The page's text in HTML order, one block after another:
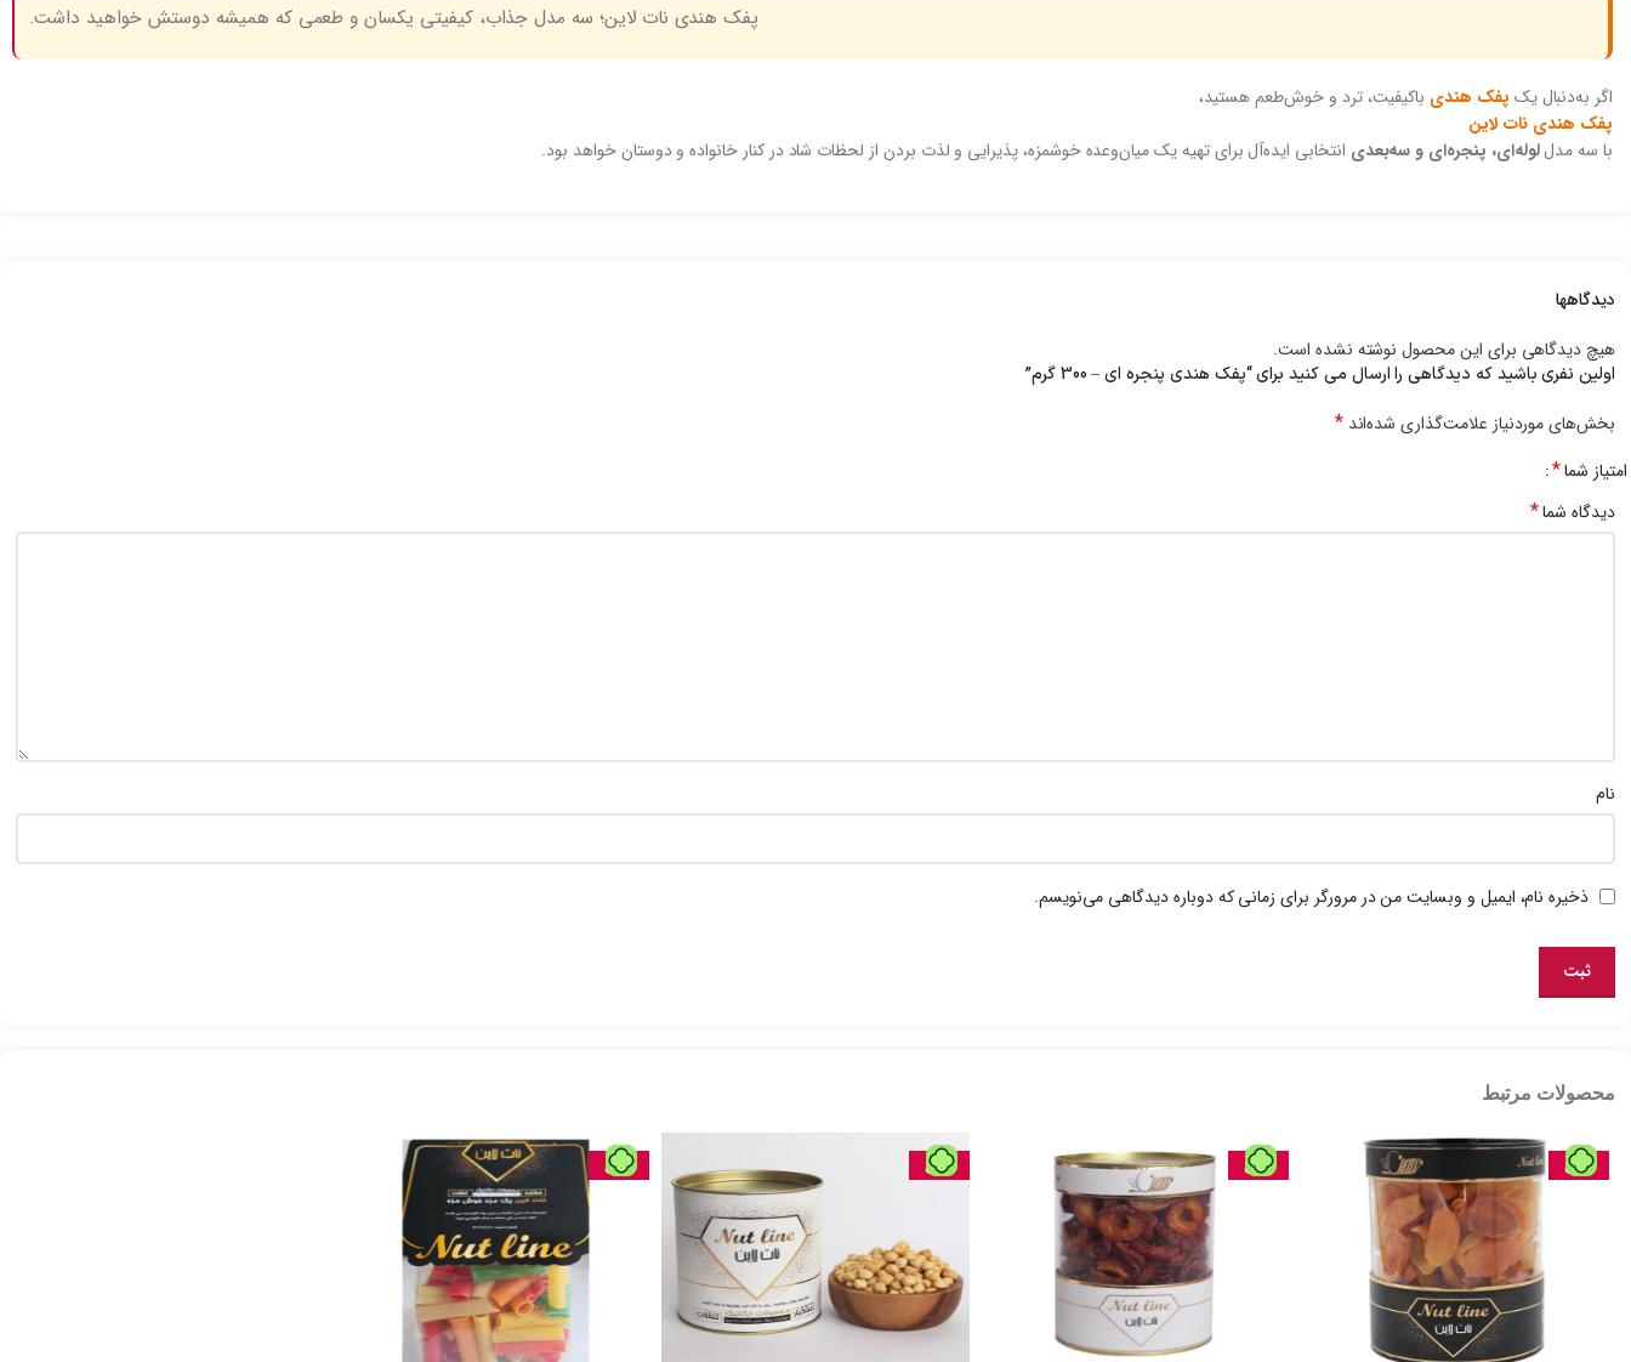
پفک هندی نات لاین؛ سه مدل جذاب، کیفیتی یکسان و طعمی که همیشه دوستش خواهید داشت.
اگر به‌دنبال یک پفک هندی باکیفیت، ترد و خوش‌طعم هستید،
پفک هندی نات لاین
با سه مدللوله‌ای، پنجره‌ای و سه‌بعدی انتخابی ایده‌آل برای تهیه یک میان‌وعده خوشمزه، پذیرایی و لذت بردن از لحظات شاد در کنار خانواده و دوستان خواهد بود.
دیدگاهها
هیچ دیدگاهی برای این محصول نوشته نشده است.
اولین نفری باشید که دیدگاهی را ارسال می کنید برای “پفک هندی پنجره ای – 300 گرم”
بخش‌های موردنیاز علامت‌گذاری شده‌اند*
امتیاز شما*
دیدگاه شما*
نام
ذخیره نام، ایمیل و وبسایت من در مرورگر برای زمانی که دوباره دیدگاهی می‌نویسم.
محصولات مرتبط
حراج حراج حراج حراج